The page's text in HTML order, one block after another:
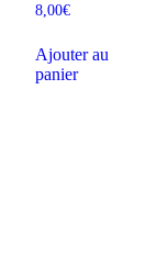
8,00€
Ajouter au
panier